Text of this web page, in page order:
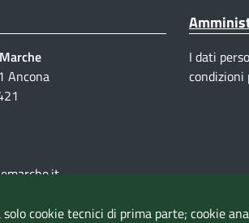
Ancona
I dati
cookie tecnici di prima parte; cookie